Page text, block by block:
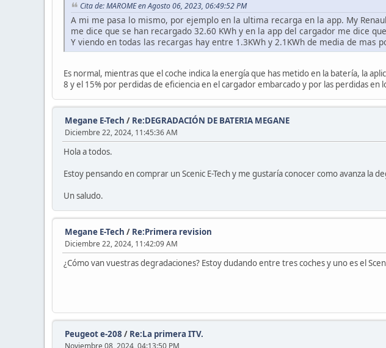
Cita de: MAROME en Agosto 06, 2023, 06:49:52 PM
A mi me pasa lo mismo, por ejemplo en la ultima recarga en la app. My
me dice que se han recargado 32.60 KWh y en la app del cargador me dice
Y viendo en todas las recargas hay entre 1.3KWh y 2.1KWh de media de mas
Es normal, mientras que el coche indica la energía que has metido en la batería, la
8 y el 15% por perdidas de eficiencia en el cargador embarcado y por las perdidas en
Megane E-Tech / Re:DEGRADACIÓN DE BATERIA MEGANE
Diciembre 22, 2024, 11:45:36 AM
Hola a todos.
Estoy pensando en comprar un Scenic E-Tech y me gustaría conocer como avanza la
Un saludo.
Megane E-Tech / Re:Primera revision
Diciembre 22, 2024, 11:42:09 AM
¿Cómo van vuestras degradaciones? Estoy dudando entre tres coches y uno es el
Peugeot e-208 / Re:La primera ITV.
Noviembre 08, 2024, 04:13:50 PM